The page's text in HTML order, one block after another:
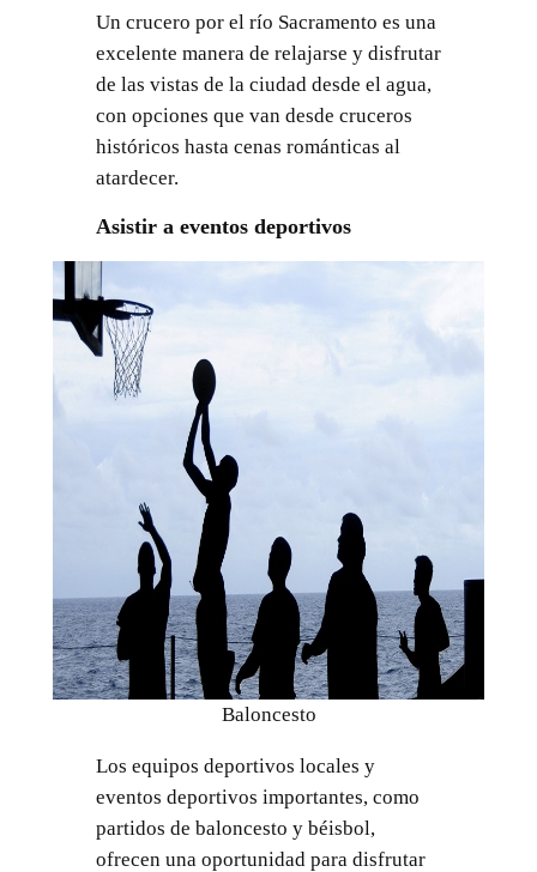
Un crucero por el río Sacramento es una
excelente manera de relajarse y disfrutar
de las vistas de la ciudad desde el agua,
con opciones que van desde cruceros
históricos hasta cenas románticas al
atardecer.
Asistir a eventos deportivos
Baloncesto
Los equipos deportivos locales y
eventos deportivos importantes, como
partidos de baloncesto y béisbol,
ofrecen una oportunidad para disfrutar